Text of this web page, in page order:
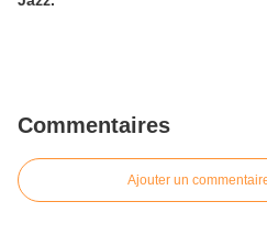
Commentaires
Ajouter un